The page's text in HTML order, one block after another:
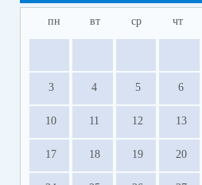
пн вт ср чт
3 4 5 6
10 11 12 13
17 18 19 20